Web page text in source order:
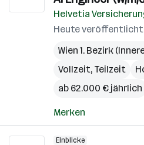
Helvetia
Heute veröffentlicht
Wien 1. Bezirk
Vollzeit, Teilzeit
ab 62.000 € jährlich
Merken
Einblicke